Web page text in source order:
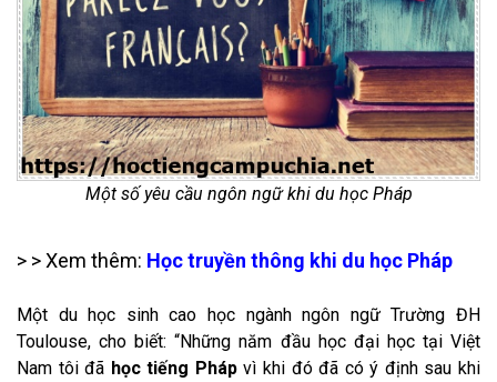
Một số yêu cầu ngôn ngữ khi du học Pháp
> > Xem thêm: Học truyền thông khi du học Pháp
Một du học sinh cao học ngành ngôn ngữ Trường ĐH
Toulouse, cho biết: “Những năm đầu học đại học tại Việt
Nam tôi đã học tiếng Phápvì khi đó đã có ý định sau khi